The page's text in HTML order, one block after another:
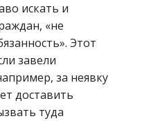
искать и
«не
Этот
завели
за неявку
доставить
туда